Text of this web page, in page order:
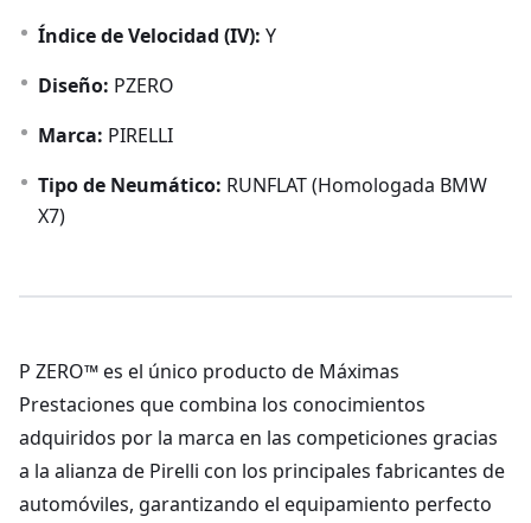
Índice de Velocidad (IV): Y
Diseño: PZERO
Marca: PIRELLI
Tipo de Neumático: RUNFLAT (Homologada BMW
X7)
P ZERO™ es el único producto de Máximas
Prestaciones que combina los conocimientos
adquiridos por la marca en las competiciones gracias
a la alianza de Pirelli con los principales fabricantes de
automóviles, garantizando el equipamiento perfecto